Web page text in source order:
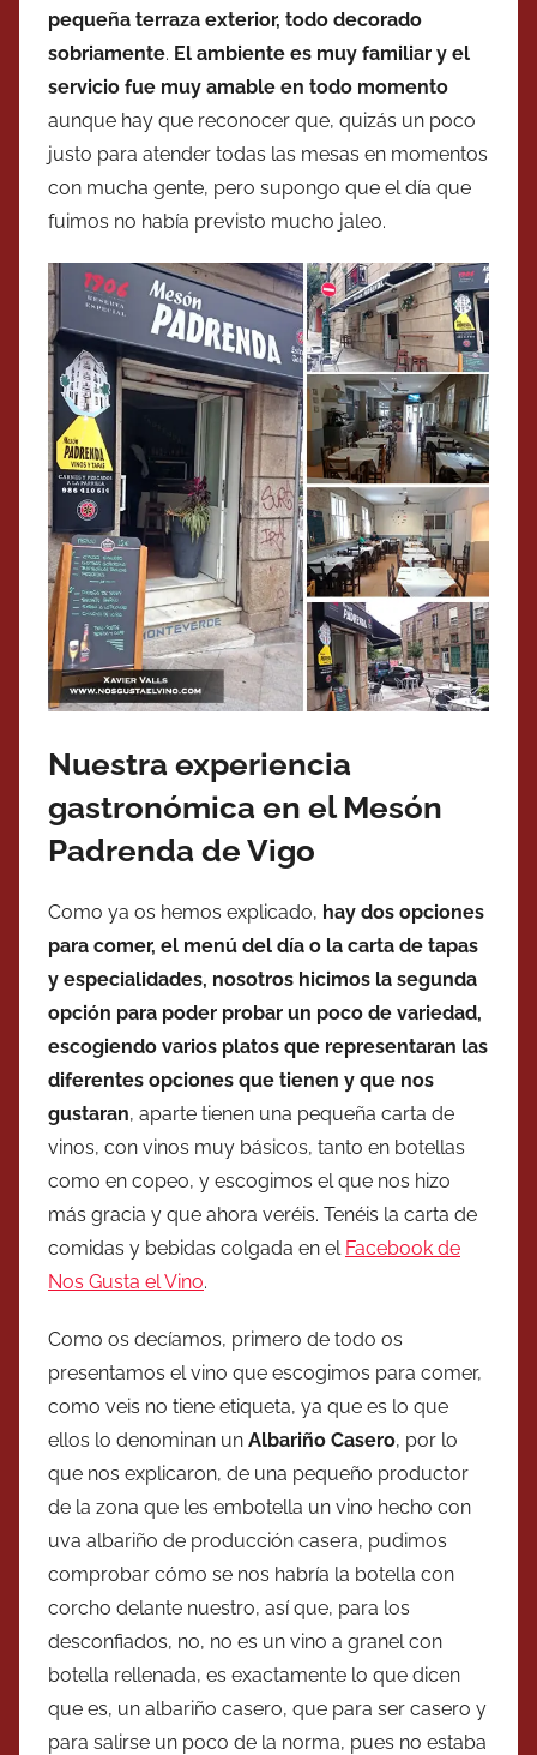
pequeña terraza exterior, todo decorado
sobriamente. El ambiente es muy familiar y el
servicio fue muy amable en todo momento
aunque hay que reconocer que, quizás un poco
justo para atender todas las mesas en momentos
con mucha gente, pero supongo que el día que
fuimos no había previsto mucho jaleo.
Nuestra experiencia
gastronómica en el Mesón
Padrenda de Vigo
Como ya os hemos explicado, hay dos opciones
para comer, el menú del día o la carta de tapas
y especialidades, nosotros hicimos la segunda
opción para poder probar un poco de variedad,
escogiendo varios platos que representaran las
diferentes opciones que tienen y que nos
gustaran, aparte tienen una pequeña carta de
vinos, con vinos muy básicos, tanto en botellas
como en copeo, y escogimos el que nos hizo
más gracia y que ahora veréis. Tenéis la carta de
comidas y bebidas colgada en el Facebook de
Nos Gusta el Vino.
Como os decíamos, primero de todo os
presentamos el vino que escogimos para comer,
como veis no tiene etiqueta, ya que es lo que
ellos lo denominan un Albariño Casero, por lo
que nos explicaron, de una pequeño productor
de la zona que les embotella un vino hecho con
uva albariño de producción casera, pudimos
comprobar cómo se nos habría la botella con
corcho delante nuestro, así que, para los
desconfiados, no, no es un vino a granel con
botella rellenada, es exactamente lo que dicen
que es, un albariño casero, que para ser casero y
para salirse un poco de la norma, pues no estaba